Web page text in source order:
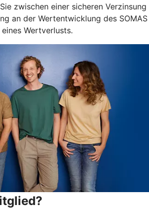
zwischen einer sicheren Verzinsung
an der Wertentwicklung des SOMAS
Wertverlusts.